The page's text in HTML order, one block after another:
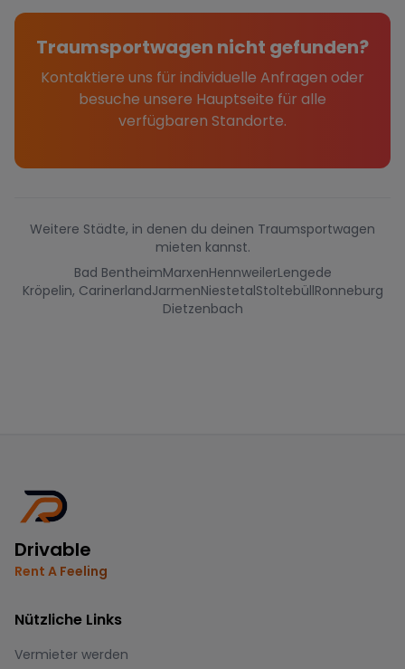
Traumsportwagen nicht gefunden?
Kontaktiere uns für individuelle Anfragen oder
besuche unsere Hauptseite für alle
verfügbaren Standorte.
Weitere Städte, in denen du deinen Traumsportwagen
mieten kannst.
Bad BentheimMarxenHennweilerLengede
Kröpelin, CarinerlandJarmenNiestetalStoltebüllRonneburg
Dietzenbach
Drivable
Rent A Feeling
Nützliche Links
Vermieter werden